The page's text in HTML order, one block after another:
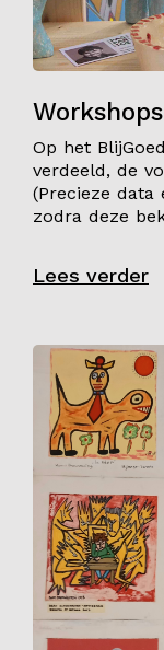
Workshops
Op het
verdeeld, de
(Precieze data
zodra deze
Lees verder